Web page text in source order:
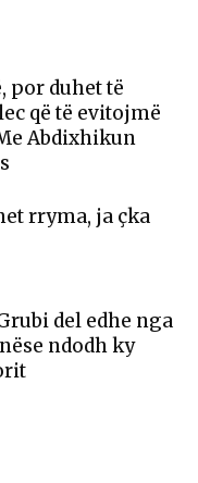
por duhet të
që të evitojmë
Abdixhikun
rryma, ja çka
del edhe nga
ndodh ky